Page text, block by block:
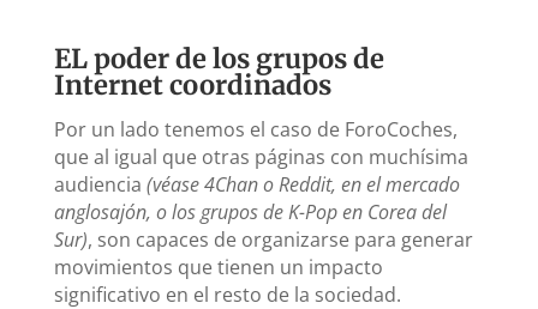
EL poder de los grupos de
Internet coordinados
Por un lado tenemos el caso de ForoCoches,
que al igual que otras páginas con muchísima
audiencia (véase 4Chan o Reddit, en el mercado
anglosajón, o los grupos de K-Pop en Corea del
Sur), son capaces de organizarse para generar
movimientos que tienen un impacto
significativo en el resto de la sociedad.